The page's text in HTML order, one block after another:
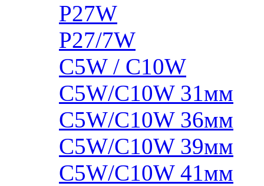
P27W
P27/7W
C5W / C10W
C5W/C10W 31мм
C5W/C10W 36мм
C5W/C10W 39мм
C5W/C10W 41мм